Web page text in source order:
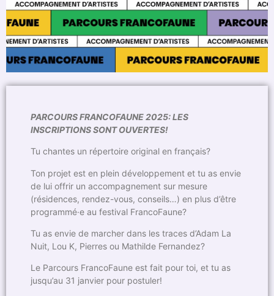
PARCOURS FRANCOFAUNE 2025: LES
INSCRIPTIONS SONT OUVERTES!
Tu chantes un répertoire original en français?
Ton projet est en plein développement et tu as envie
de lui offrir un accompagnement sur mesure
(résidences, rendez-vous, conseils…) en plus d’être
programmé·e au festival FrancoFaune?
Tu as envie de marcher dans les traces d’Adam La
Nuit, Lou K, Pierres ou Mathilde Fernandez?
Le Parcours FrancoFaune est fait pour toi, et tu as
jusqu’au 31 janvier pour postuler!